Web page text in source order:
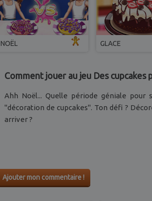
NOËL GLACE
Comment jouer au jeu Des cupcakes
Ahh Noël... Quelle période géniale
"décoration de cupcakes". Ton défi ?
arriver ?
Ajouter mon commentaire !